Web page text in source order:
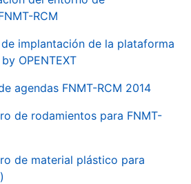
RCM
implantación de la plataforma
OPENTEXT
agendas FNMT-RCM 2014
de rodamientos para FNMT-
de material plástico para